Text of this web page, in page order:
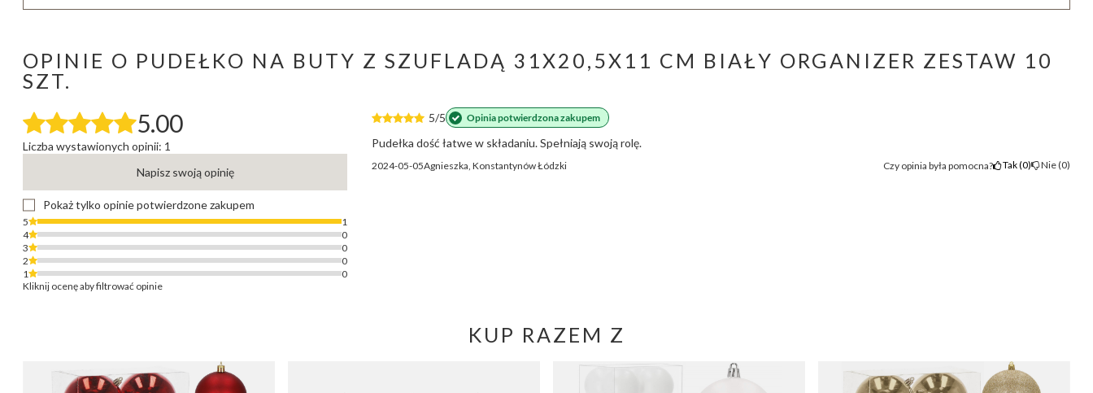
OPINIE O PUDEŁKO NA BUTY Z SZUFLADĄ 31X20,5X11 CM BIAŁY ORGANIZER ZESTAW 10
SZT.
5.00
Liczba wystawionych opinii: 1
Napisz swoją opinię
Pokaż tylko opinie potwierdzone zakupem
5
1
4
0
3
0
2
0
1
0
Kliknij ocenę aby filtrować opinie
5/5 Opinia potwierdzona zakupem
Pudełka dość łatwe w składaniu. Spełniają swoją rolę.
2024-05-05Agnieszka, Konstantynów Łódzki Czy opinia była pomocna? Tak 0 Nie 0
KUP RAZEM Z